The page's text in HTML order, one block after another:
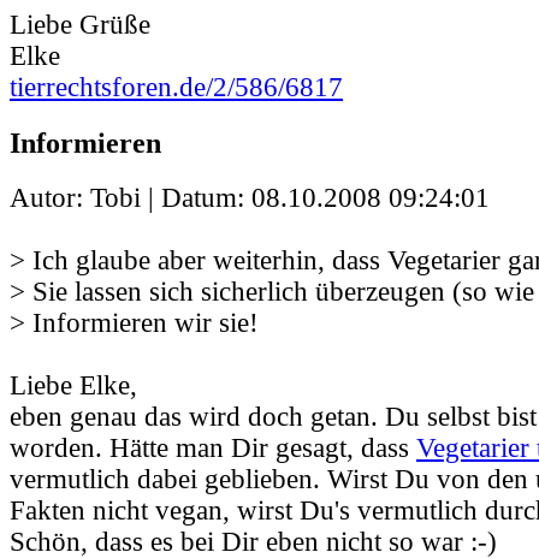
Liebe Grüße
Elke
tierrechtsforen.de/2/586/6817
Informieren
Autor: Tobi | Datum: 08.10.2008 09:24:01
> Ich glaube aber weiterhin, dass Vegetarier
> Sie lassen sich sicherlich überzeugen (so
> Informieren wir sie!
Liebe Elke,
eben genau das wird doch getan. Du selbst
worden. Hätte man Dir gesagt, dass
vermutlich dabei geblieben. Wirst Du von den
Fakten nicht vegan, wirst Du's vermutlich
Schön, dass es bei Dir eben nicht so war :-)